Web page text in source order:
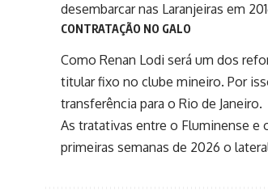
desembarcar nas Laranjeiras em
CONTRATAÇÃO NO GALO
Como Renan Lodi será um dos
titular fixo no clube mineiro. Por
transferência para o Rio de Janeiro.
As tratativas entre o Fluminense e
primeiras semanas de 2026 o